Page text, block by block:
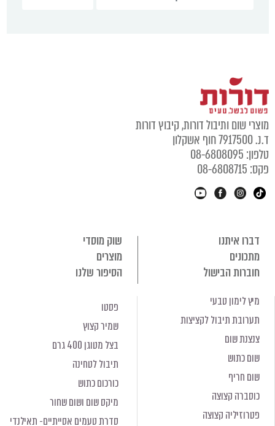
מוצרי שום ותיבול דורות, קיבוץ דורות
ד.נ. 7917500 חוף אשקלון
טלפון: 08-6808095
פקס: 08-6808715
דברו איתנו
שוק מוסדי
מתכונים
מוצרים
חוברות הבישול
הסיפור שלנו
מיץ לימון טבעי
תערובת תיבול לקציצות
צנצנת שום
שום כתוש
שום חריף
כוסברה קצוצה
פטרוזיליה קצוצה
פסטו
שמיר קצוץ
בצל מטוגן 400 גרם
תיבול לטחינה
כורכום כתוש
מיקס שום ושום שחור
סדרת טעמים אסייתיים- תאילנדי